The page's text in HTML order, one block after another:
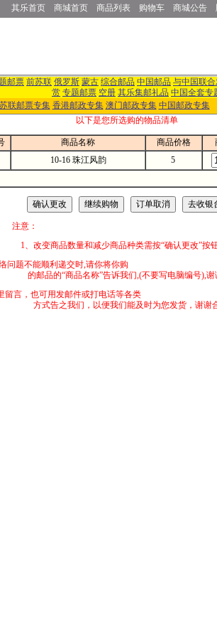
其乐首页 商城首页 商品列表 购物车 商城公告
邮票 前苏联 俄罗斯 蒙古 综合邮品 中国邮品 与中国联
赏 专题邮票 空册 其乐集邮礼品 中国全套专
联邮票专集 香港邮政专集 澳门邮政专集 中国邮政专集
以下是您所选购的物品清单
商品名称 商品价格
10-16 珠江风韵 5
：
数量和减少商品种类需按“确认更改”按钮
单由于网络问题不能顺利递
的邮品的“商品名称”告诉我们,(不要写电脑编号),谢
言必复”里留言，也可用发邮
方式告之我们，以便我们能及时为您发货，谢谢